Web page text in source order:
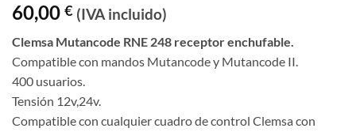
60,00 € (IVA incluido)
Clemsa Mutancode RNE 248 receptor enchufable.
Compatible con mandos Mutancode y Mutancode II.
400 usuarios.
Tensión 12v,24v.
Compatible con cualquier cuadro de control Clemsa con